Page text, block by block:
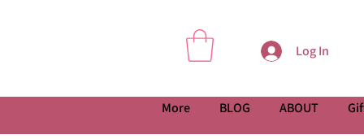
Log In
ABOUT
BLOG
More